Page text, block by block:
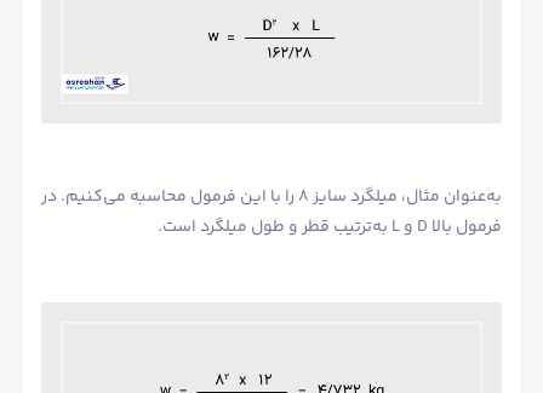
به‌عنوان مثال، میلگرد سایز 8 را با این فرمول محاسبه می‌کنیم. در
فرمول بالا D و L به‌ترتیب قطر و طول میلگرد است.